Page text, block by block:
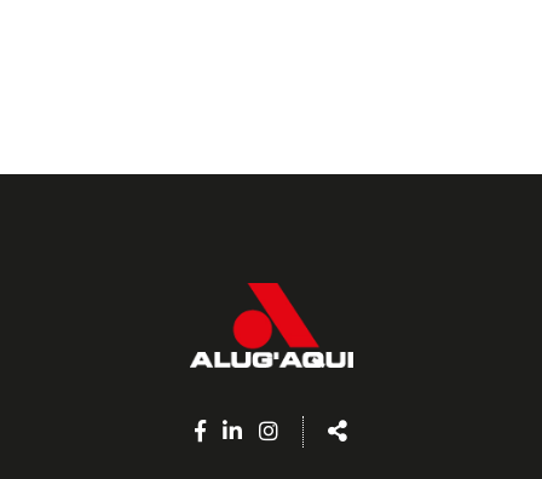
Facebook
Linkedin
Instagram
Share